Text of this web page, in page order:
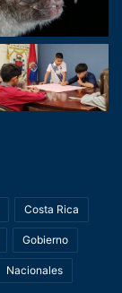
Costa Rica
Gobierno
Nacionales